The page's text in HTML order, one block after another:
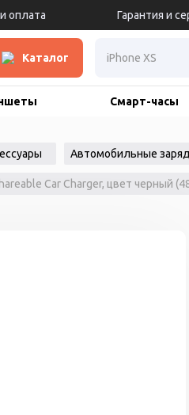
оплата Гарантия и
Каталог
Смарт-часы
Автомобильные
Car Charger, цвет черный